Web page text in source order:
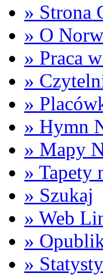
» Strona
» O
» Praca
»
»
» Hymn
» Mapy
» Tapety
» Szukaj
» Web
»
»